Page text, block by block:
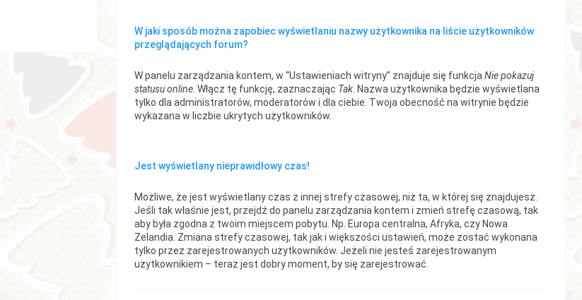
W jaki sposób można zapobiec wyświetlaniu nazwy użytkownika na liście użytkowników
przeglądających forum?
W panelu zarządzania kontem, w “Ustawieniach witryny” znajduje się funkcja Nie pokazuj
statusu online. Włącz tę funkcję, zaznaczając Tak. Nazwa użytkownika będzie wyświetlana
tylko dla administratorów, moderatorów i dla ciebie. Twoja obecność na witrynie będzie
wykazana w liczbie ukrytych użytkowników.
Jest wyświetlany nieprawidłowy czas!
Możliwe, że jest wyświetlany czas z innej strefy czasowej, niż ta, w której się znajdujesz.
Jeśli tak właśnie jest, przejdź do panelu zarządzania kontem i zmień strefę czasową, tak
aby była zgodna z twoim miejscem pobytu. Np. Europa centralna, Afryka, czy Nowa
Zelandia. Zmiana strefy czasowej, tak jak i większości ustawień, może zostać wykonana
tylko przez zarejestrowanych użytkowników. Jeżeli nie jesteś zarejestrowanym
użytkownikiem – teraz jest dobry moment, by się zarejestrować.